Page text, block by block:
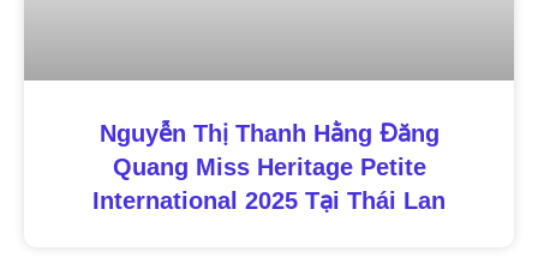
Nguyễn Thị Thanh Hằng Đăng
Quang Miss Heritage Petite
International 2025 Tại Thái Lan